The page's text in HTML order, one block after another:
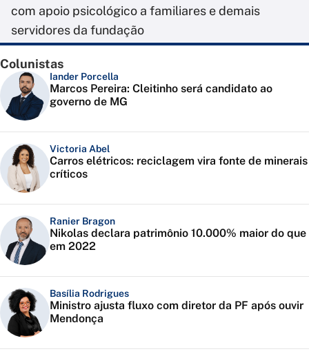
com apoio psicológico a familiares e demais
servidores da fundação
Colunistas
Iander Porcella
Marcos Pereira: Cleitinho será candidato ao
governo de MG
Victoria Abel
Carros elétricos: reciclagem vira fonte de minerais
críticos
Ranier Bragon
Nikolas declara patrimônio 10.000% maior do que
em 2022
Basília Rodrigues
Ministro ajusta fluxo com diretor da PF após ouvir
Mendonça